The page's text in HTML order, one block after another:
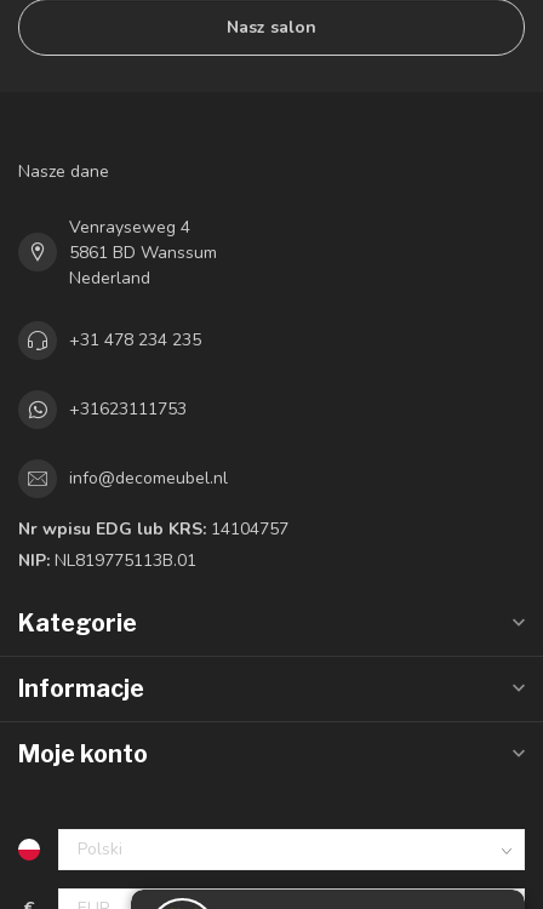
Nasz salon
Nasze dane
Venrayseweg 4
5861 BD Wanssum
Nederland
+31 478 234 235
+31623111753
info@decomeubel.nl
Nr wpisu EDG lub KRS: 14104757
NIP: NL819775113B.01
Kategorie
Informacje
Moje konto